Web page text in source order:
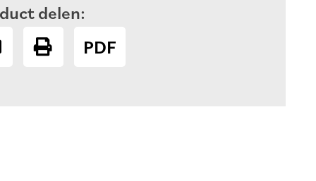
delen:
PDF